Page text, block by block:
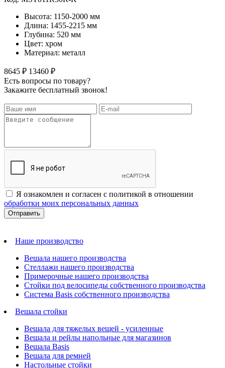
Высота: 1150-2000 мм
Длина: 1455-2215 мм
Глубина: 520 мм
Цвет: хром
Материал: металл
8645 ₽ 13460 ₽
Есть вопросы по товару?
Закажите бесплатный звонок!
Я ознакомлен и согласен с политикой в отношении
обработки моих персональных данных
Наше производство
Вешала нашего производства
Стеллажи нашего производства
Примерочные нашего производства
Стойки под велосипеды собственного производства
Система Basis собственного производства
Вешала стойки
Вешала для тяжелых вещей - усиленные
Вешала и рейлы напольные для магазинов
Вешала Basis
Вешала для ремней
Настольные стойки